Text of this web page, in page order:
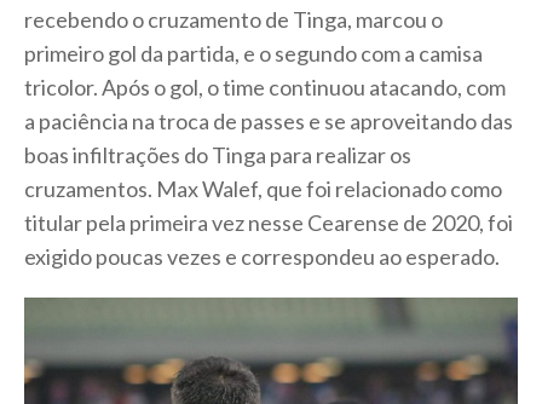
recebendo o cruzamento de Tinga, marcou o
primeiro gol da partida, e o segundo com a camisa
tricolor. Após o gol, o time continuou atacando, com
a paciência na troca de passes e se aproveitando das
boas infiltrações do Tinga para realizar os
cruzamentos. Max Walef, que foi relacionado como
titular pela primeira vez nesse Cearense de 2020, foi
exigido poucas vezes e correspondeu ao esperado.